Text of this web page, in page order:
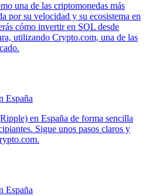
una de las criptomonedas más
por su velocidad y su ecosistema en
cómo invertir en SOL desde
utilizando Crypto.com, una de las
España
en España de forma sencilla
Sigue unos pasos claros y
España